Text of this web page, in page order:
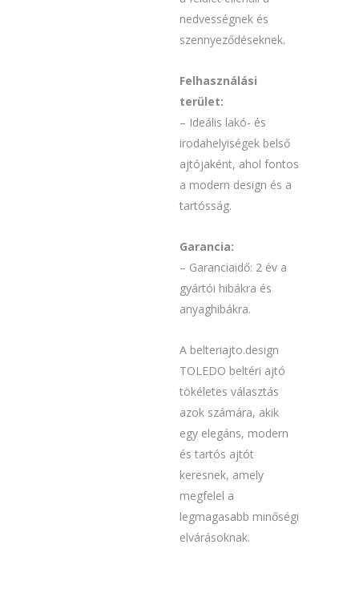
nedvességnek és
szennyeződéseknek.
Felhasználási
terület:
– Ideális lakó- és
irodahelyiségek belső
ajtójaként, ahol fontos
a modern design és a
tartósság.
Garancia:
– Garanciaidő: 2 év a
gyártói hibákra és
anyaghibákra.
A belteriajto.design
TOLEDO beltéri ajtó
tökéletes választás
azok számára, akik
egy elegáns, modern
és tartós ajtót
keresnek, amely
megfelel a
legmagasabb minőségi
elvárásoknak.